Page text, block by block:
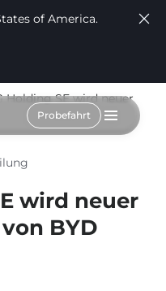
of America.
Probefahrt
Holding SE wird neuer
wird neuer
BYD